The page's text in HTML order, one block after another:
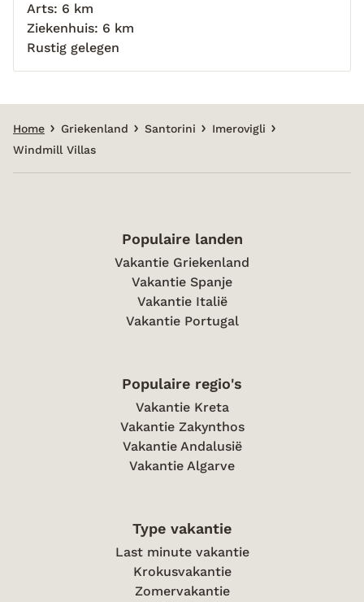
Arts: 6 km
Ziekenhuis: 6 km
Rustig gelegen
Home Griekenland Santorini
Imerovigli
Windmill Villas
Populaire landen
Vakantie Griekenland
Vakantie Spanje
Vakantie Italië
Vakantie Portugal
Populaire regio's
Vakantie Kreta
Vakantie Zakynthos
Vakantie Andalusië
Vakantie Algarve
Type vakantie
Last minute vakantie
Krokusvakantie
Zomervakantie